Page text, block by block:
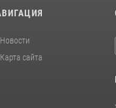
Новости
Карта сайта